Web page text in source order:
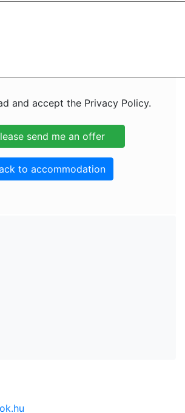
and accept the Privacy Policy.
to accommodation